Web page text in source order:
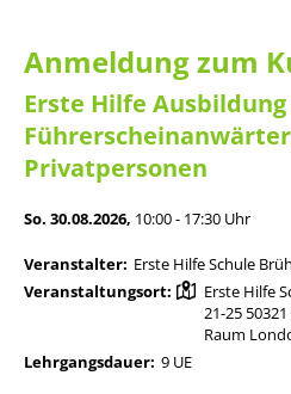
Anmeldung zum
Erste Hilfe Ausbildung
Privatpersonen
So. 30.08.2026, 10:00 - 17:30 Uhr
Veranstalter: Erste Hilfe Schule
Veranstaltungsort:
Erste Hilfe
21-25
Raum
Lehrgangsdauer: 9 UE